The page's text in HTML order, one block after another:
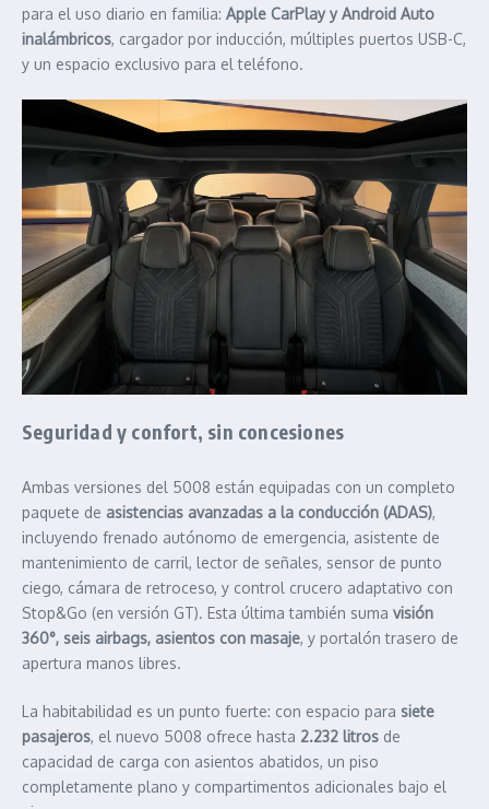
para el uso diario en familia: Apple CarPlay y Android Auto
inalámbricos, cargador por inducción, múltiples puertos USB-C,
y un espacio exclusivo para el teléfono.
Seguridad y confort, sin concesiones
Ambas versiones del 5008 están equipadas con un completo
paquete de asistencias avanzadas a la conducción (ADAS),
incluyendo frenado autónomo de emergencia, asistente de
mantenimiento de carril, lector de señales, sensor de punto
ciego, cámara de retroceso, y control crucero adaptativo con
Stop&Go (en versión GT). Esta última también suma visión
360°, seis airbags, asientos con masaje, y portalón trasero de
apertura manos libres.
La habitabilidad es un punto fuerte: con espacio para siete
pasajeros, el nuevo 5008 ofrece hasta 2.232 litros de
capacidad de carga con asientos abatidos, un piso
completamente plano y compartimentos adicionales bajo el